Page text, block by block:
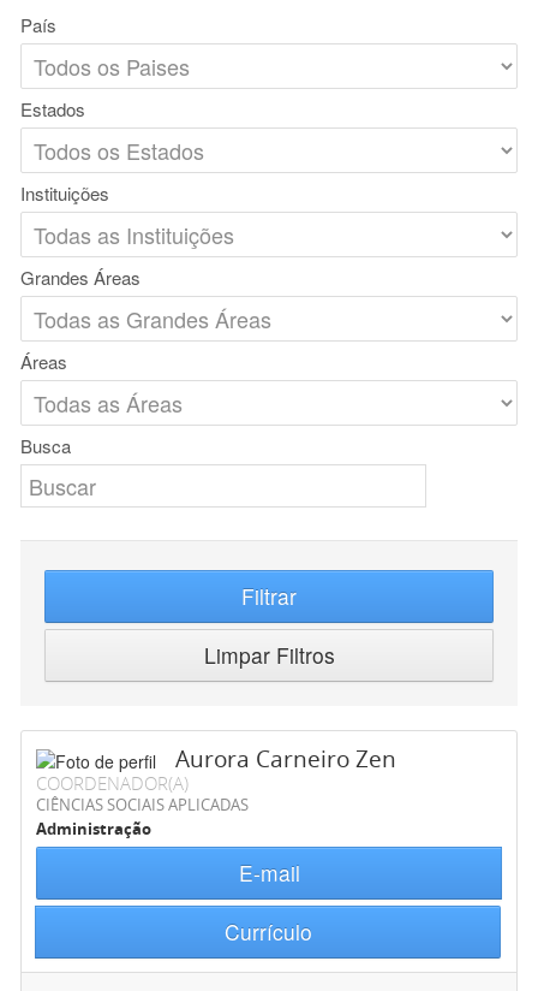
País
Estados
Instituições
Grandes Áreas
Áreas
Busca
Filtrar
Limpar Filtros
Aurora Carneiro Zen
COORDENADOR(A)
CIÊNCIAS SOCIAIS APLICADAS
Administração
E-mail
Currículo